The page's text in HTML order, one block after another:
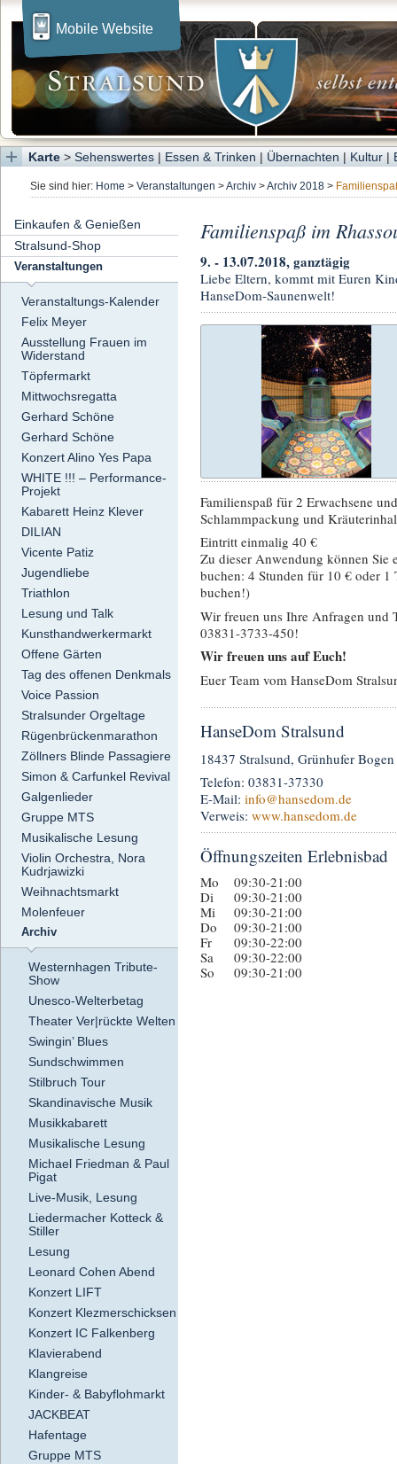
Mobile Website
Karte > Sehenswertes | Essen & Trinken | Übernachten | Kultur |
Sie sind hier: Home > Veranstaltungen >Archiv >Archiv 2018 >
Einkaufen & Genießen
Stralsund-Shop
Veranstaltungen
Veranstaltungs-Kalender
Felix Meyer
Ausstellung Frauen im
Widerstand
Töpfermarkt
Mittwochsregatta
Gerhard Schöne
Gerhard Schöne
Konzert Alino Yes Papa
WHITE !!! – Performance-
Projekt
Kabarett Heinz Klever
DILIAN
Vicente Patiz
Jugendliebe
Triathlon
Lesung und Talk
Kunsthandwerkermarkt
Offene Gärten
Tag des offenen Denkmals
Voice Passion
Stralsunder Orgeltage
Rügenbrückenmarathon
Zöllners Blinde Passagiere
Simon & Carfunkel Revival
Galgenlieder
Gruppe MTS
Musikalische Lesung
Violin Orchestra, Nora
Kudrjawizki
Weihnachtsmarkt
Molenfeuer
Archiv
Westernhagen Tribute-
Show
Unesco-Welterbetag
Theater Ver|rückte Welten
Swingin’ Blues
Sundschwimmen
Stilbruch Tour
Skandinavische Musik
Musikkabarett
Musikalische Lesung
Michael Friedman & Paul
Pigat
Live-Musik, Lesung
Liedermacher Kotteck &
Stiller
Lesung
Leonard Cohen Abend
Konzert LIFT
Konzert Klezmerschicksen
Konzert IC Falkenberg
Klavierabend
Klangreise
Kinder- & Babyflohmarkt
JACKBEAT
Hafentage
Gruppe MTS
Familienspaß im
9. - 13.07.2018, ganztägig
Liebe Eltern, kommt mit Euren
HanseDom-Saunenwelt!
Familienspaß für 2 Erwachsene
Schlammpackung und
Eintritt einmalig 40 €
Zu dieser Anwendung können Sie
buchen: 4 Stunden für 10 € oder
buchen!)
Wir freuen uns Ihre Anfragen und
03831-3733-450!
Wir freuen uns auf Euch!
Euer Team vom HanseDom
HanseDom Stralsund
18437 Stralsund, Grünhufer
Telefon: 03831-37330
E-Mail: info@hansedom.de
Verweis: www.hansedom.de
Öffnungszeiten Erlebnisbad
Mo
09:30-21:00
Di
09:30-21:00
Mi
09:30-21:00
Do
09:30-21:00
Fr
09:30-22:00
Sa
09:30-22:00
So
09:30-21:00